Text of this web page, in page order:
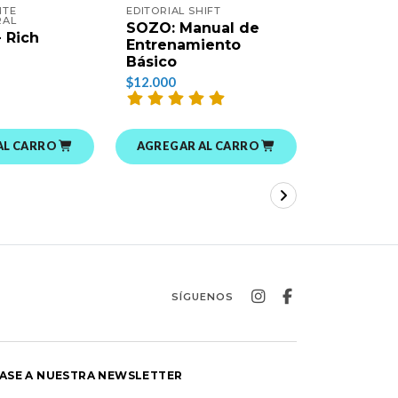
Rich
CARRO
EDITORIAL SHIFT
SOZO: Manual de
Entrenamiento
Básico
$12.000
AGREGAR AL CARRO
SÍGUENOS
A NUESTRA NEWSLETTER